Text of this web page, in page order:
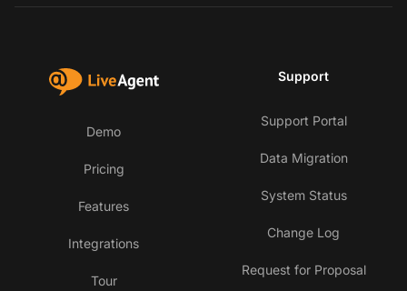
Demo
Pricing
Features
Integrations
Tour
Support
Support Portal
Data Migration
System Status
Change Log
Request for Proposal